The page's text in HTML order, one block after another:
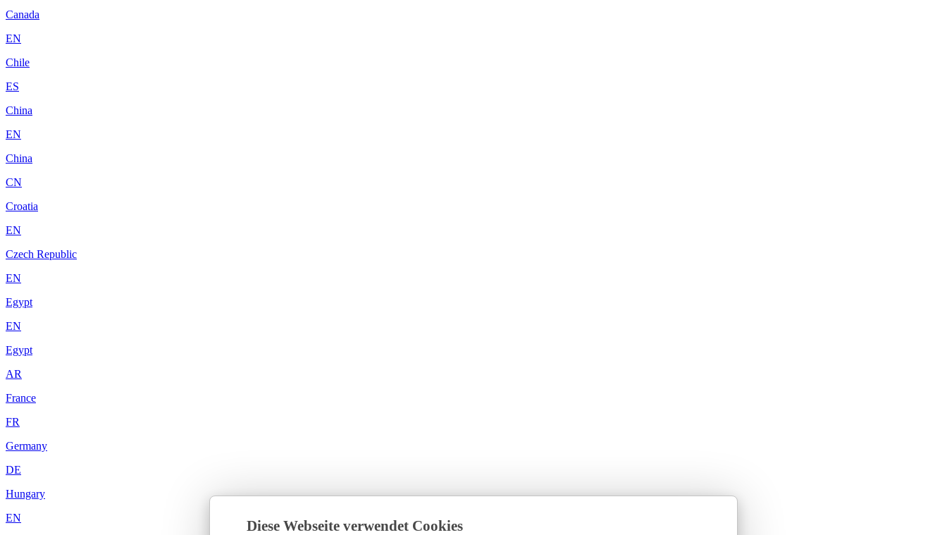
Diese Webseite verwendet Cookies
Canada
EN
Chile
ES
China
EN
China
CN
Croatia
EN
Czech Republic
EN
Egypt
EN
Egypt
AR
France
FR
Germany
DE
Hungary
EN